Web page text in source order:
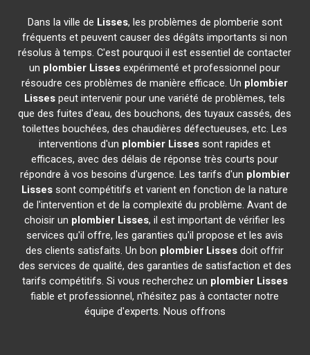
Dans la ville de Lisses, les problèmes de plomberie sont
fréquents et peuvent causer des dégâts importants si non
résolus à temps. C'est pourquoi il est essentiel de contacter
un plombier Lisses expérimenté et professionnel pour
résoudre ces problèmes de manière efficace. Un plombier
Lisses peut intervenir pour une variété de problèmes, tels
que des fuites d'eau, des bouchons, des tuyaux cassés, des
toilettes bouchées, des chaudières défectueuses, etc. Les
interventions d'un plombier Lisses sont rapides et
efficaces, avec des délais de réponse très courts pour
répondre à vos besoins d'urgence. Les tarifs d'un plombier
Lisses sont compétitifs et varient en fonction de la nature
de l'intervention et de la complexité du problème. Avant de
choisir un plombier Lisses, il est important de vérifier les
services qu'il offre, les garanties qu'il propose et les avis
des clients satisfaits. Un bon plombier Lisses doit offrir
des services de qualité, des garanties de satisfaction et des
tarifs compétitifs. Si vous recherchez un plombier Lisses
fiable et professionnel, n'hésitez pas à contacter notre
équipe d'experts. Nous offrons